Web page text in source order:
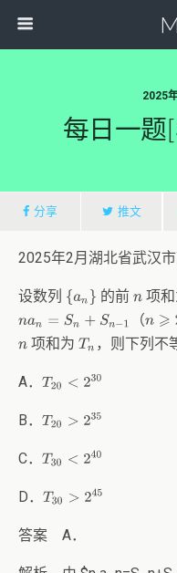
2025
每日一题
分享 推文
2025年2月湖北省武汉
设数列 {an} 的前n 项
nan= Sn +Sn −1 （n⩾2
n 项和为Tn ，则下列
A． T20 <2 30
B． T20 >2 35
C． T30 <2 40
D． T30 >2 45
答案 A．